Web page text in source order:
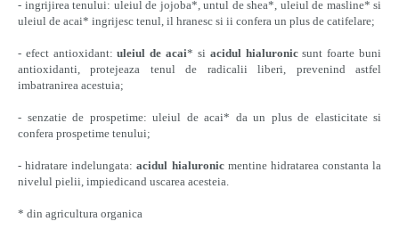
- ingrijirea tenului: uleiul de jojoba*, untul de shea*, uleiul de masline* si
uleiul de acai* ingrijesc tenul, il hranesc si ii confera un plus de catifelare;
- efect antioxidant: uleiul de acai* si acidul hialuronicsunt foarte buni
antioxidanti, protejeaza tenul de radicalii liberi, prevenind astfel
imbatranirea acestuia;
- senzatie de prospetime: uleiul de acai* da un plus de elasticitate si
confera prospetime tenului;
- hidratare indelungata:acidul hialuronicmentine hidratarea constanta la
nivelul pielii, impiedicand uscarea acesteia.
* din agricultura organica